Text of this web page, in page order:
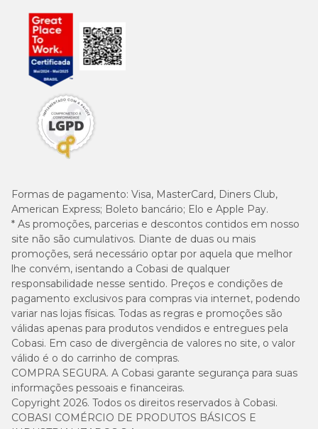
Formas de pagamento: Visa, MasterCard, Diners Club,
American Express; Boleto bancário; Elo e Apple Pay.
* As promoções, parcerias e descontos contidos em nosso
site não são cumulativos. Diante de duas ou mais
promoções, será necessário optar por aquela que melhor
lhe convém, isentando a Cobasi de qualquer
responsabilidade nesse sentido. Preços e condições de
pagamento exclusivos para compras via internet, podendo
variar nas lojas físicas. Todas as regras e promoções são
válidas apenas para produtos vendidos e entregues pela
Cobasi. Em caso de divergência de valores no site, o valor
válido é o do carrinho de compras.
COMPRA SEGURA. A Cobasi garante segurança para suas
informações pessoais e financeiras.
Copyright 2026. Todos os direitos reservados à Cobasi.
COBASI COMÉRCIO DE PRODUTOS BÁSICOS E